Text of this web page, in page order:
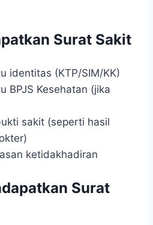
Surat Sakit
identitas (KTP/SIM/KK)
BPJS Kesehatan (jika
sakit (seperti hasil
ketidakhadiran
Surat